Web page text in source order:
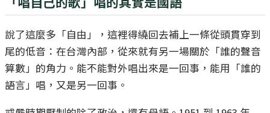
說了這麼多「自由」，這裡得繞回去補上一條從頭貫穿到
尾的低音：在台灣內部，從來就有另一場關於「誰的聲音
算數」的角力。能不能對外唱出來是一回事，能用「誰的
語言」唱，又是另一回事。